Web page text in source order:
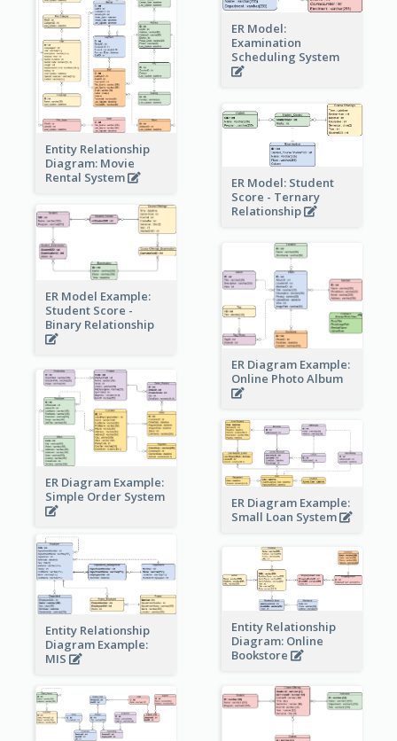
ER Model:
Examination
Scheduling System
Entity Relationship
Diagram: Movie
Rental System
ER Model: Student
Score - Ternary
Relationship
ER Model Example:
Student Score -
Binary Relationship
ER Diagram Example:
Online Photo Album
ER Diagram Example:
Simple Order System
ER Diagram Example:
Small Loan System
Entity Relationship
Diagram Example:
MIS
Entity Relationship
Diagram: Online
Bookstore